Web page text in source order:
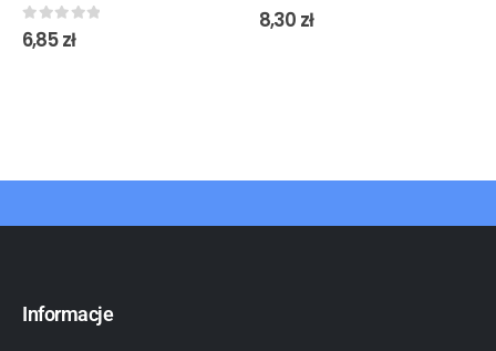
0out of 5
6,85zł
0out of 5
8,30 zł
Informacje